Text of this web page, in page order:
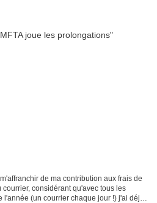
de ma contribution aux frais de
considérant qu'avec tous les
(un courrier chaque jour !) j'ai déjà